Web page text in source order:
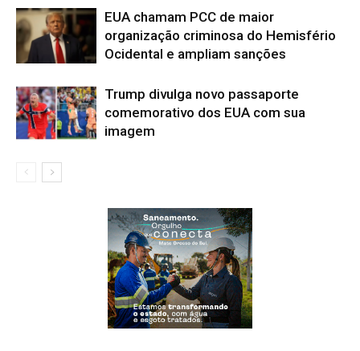
EUA chamam PCC de maior
organização criminosa do Hemisfério
Ocidental e ampliam sanções
Trump divulga novo passaporte
comemorativo dos EUA com sua
imagem